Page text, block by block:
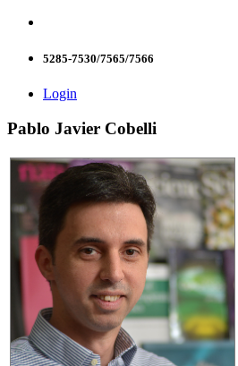
5285-7530/7565/7566
Login
Pablo Javier Cobelli